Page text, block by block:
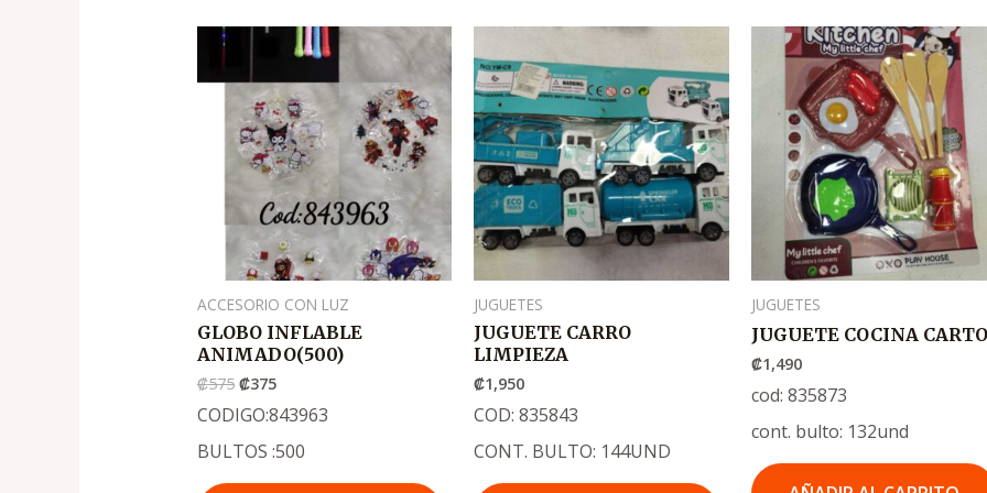
ACCESORIO CON LUZ
GLOBO INFLABLE
ANIMADO(500)
₡575
era:
₡575
₡375
precio
es:
.
₡375
CODIGO:843963
BULTOS :500
JUGUETES
JUGUETE CARRO
LIMPIEZA
₡1,950
COD: 835843
CONT. BULTO: 144UND
JUGUETES
JUGUETE COCINA
₡1,490
cod: 835873
cont. bulto: 132und